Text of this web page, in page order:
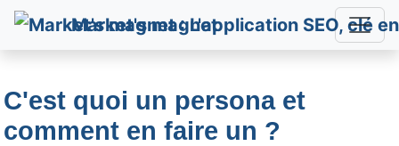
Market's magnet
C'est quoi un persona et
comment en faire un ?